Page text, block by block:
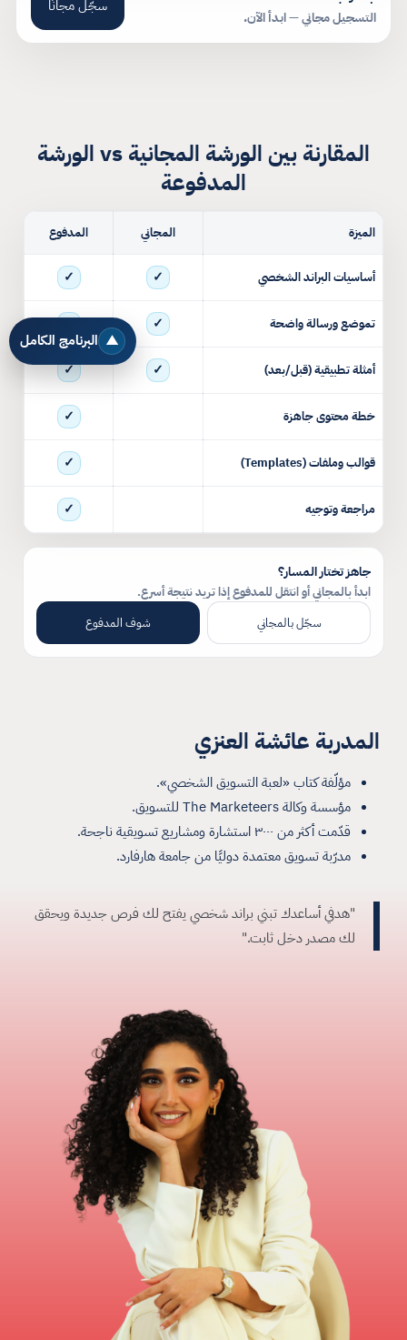
▲ البرنامج الكامل
التسجيل مجاني — ابدأ الآن.
سجّل مجانًا
المقارنة بين الورشة المجانية vs الورشة
المدفوعة
الميزة المجاني المدفوع
أساسيات البراند الشخصي ✓
✓
تموضع ورسالة واضحة ✓
✓
أمثلة تطبيقية (قبل/بعد) ✓
✓
خطة محتوى جاهزة ✓
قوالب وملفات (Templates) ✓
مراجعة وتوجيه ✓
جاهز تختار المسار؟
ابدأ بالمجاني أو انتقل للمدفوع إذا تريد نتيجة أسرع.
سجّل بالمجاني
شوف المدفوع
المدربة عائشة العنزي
مؤلّفة كتاب «لعبة التسويق الشخصي».
مؤسسة وكالة The Marketeers للتسويق.
قدّمت أكثر من ٣٠٠٠ استشارة ومشاريع تسويقية ناجحة.
مدرّبة تسويق معتمدة دوليًا من جامعة هارفارد.
"هدفي أساعدك تبني براند شخصي يفتح لك فرص جديدة ويحقق
لك مصدر دخل ثابت."